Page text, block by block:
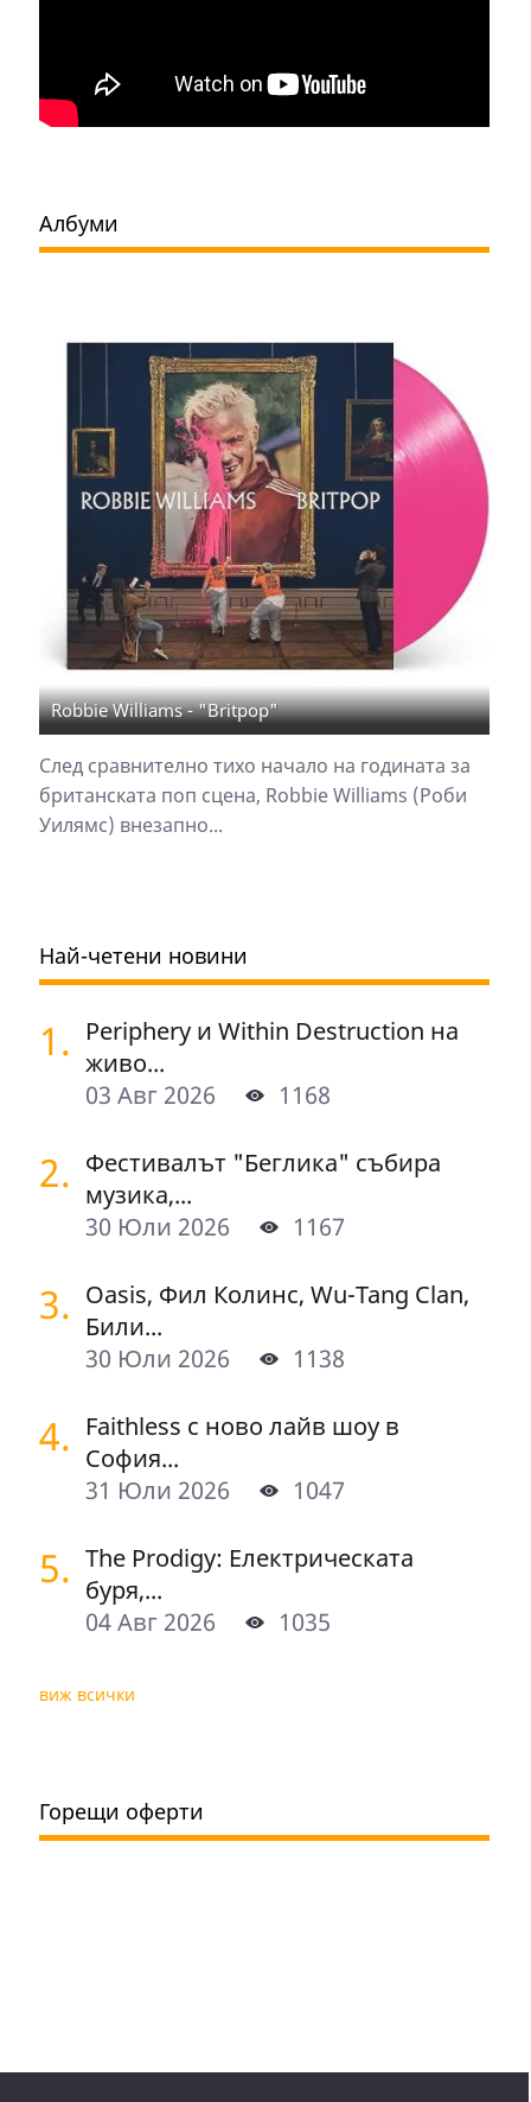
Албуми
Robbie Williams - "Britpop"
След сравнително тихо начало на годината за
британската поп сцена, Robbie Williams (Роби
Уилямс) внезапно...
Най-четени новини
1. Periphery и Within Destruction на
живо...
03 Авг 2026
1168
2. Фестивалът "Беглика" събира
музика,...
30 Юли 2026
1167
3. Oasis, Фил Колинс, Wu-Tang Clan,
Били...
30 Юли 2026
1138
4. Faithless с ново лайв шоу в
София...
31 Юли 2026
1047
5. The Prodigy: Електрическата
буря,...
04 Авг 2026
1035
виж всички
Горещи оферти